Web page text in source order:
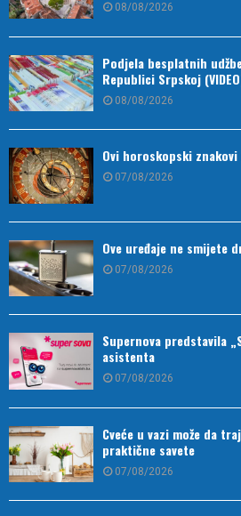
08/08/2026
Podjela besplatnih
Republici Srpskoj
08/08/2026
Ovi horoskopski
07/08/2026
Ove uređaje ne smijete
07/08/2026
Supernova predstavila
asistenta
07/08/2026
Cveće u vazi može da
praktične savete
07/08/2026